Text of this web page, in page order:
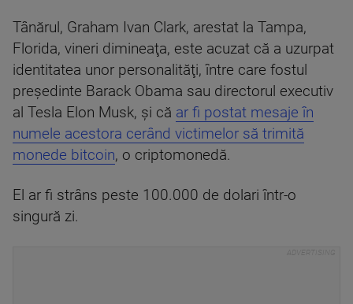
Tânărul, Graham Ivan Clark, arestat la Tampa,
Florida, vineri dimineaţa, este acuzat că a uzurpat
identitatea unor personalităţi, între care fostul
preşedinte Barack Obama sau directorul executiv
al Tesla Elon Musk, şi că ar fi postat mesaje în
numele acestora cerând victimelor să trimită
monede bitcoin, o criptomonedă.
El ar fi strâns peste 100.000 de dolari într-o
singură zi.